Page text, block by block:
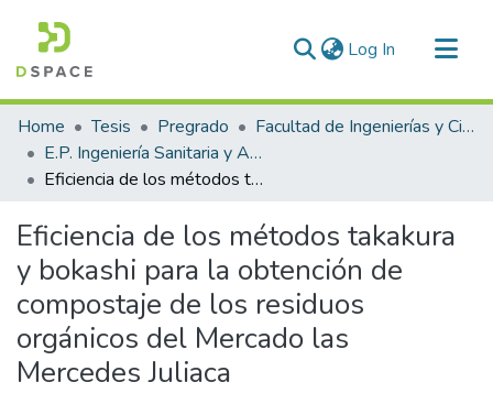
Log In (current)
Communities & Collections
All of DSpace
Statistics
Home Tesis Pregrado
Facultad de Ingenierías y Ciencias Puras
E.P. Ingeniería Sanitaria y Ambiental
Eficiencia de los métodos takakura y bokashi para la obtención de compostaje de los residuos orgánicos del Mercado las Mercedes Juliaca
Eficiencia de los métodos takakura
y bokashi para la obtención de
compostaje de los residuos
orgánicos del Mercado las
Mercedes Juliaca